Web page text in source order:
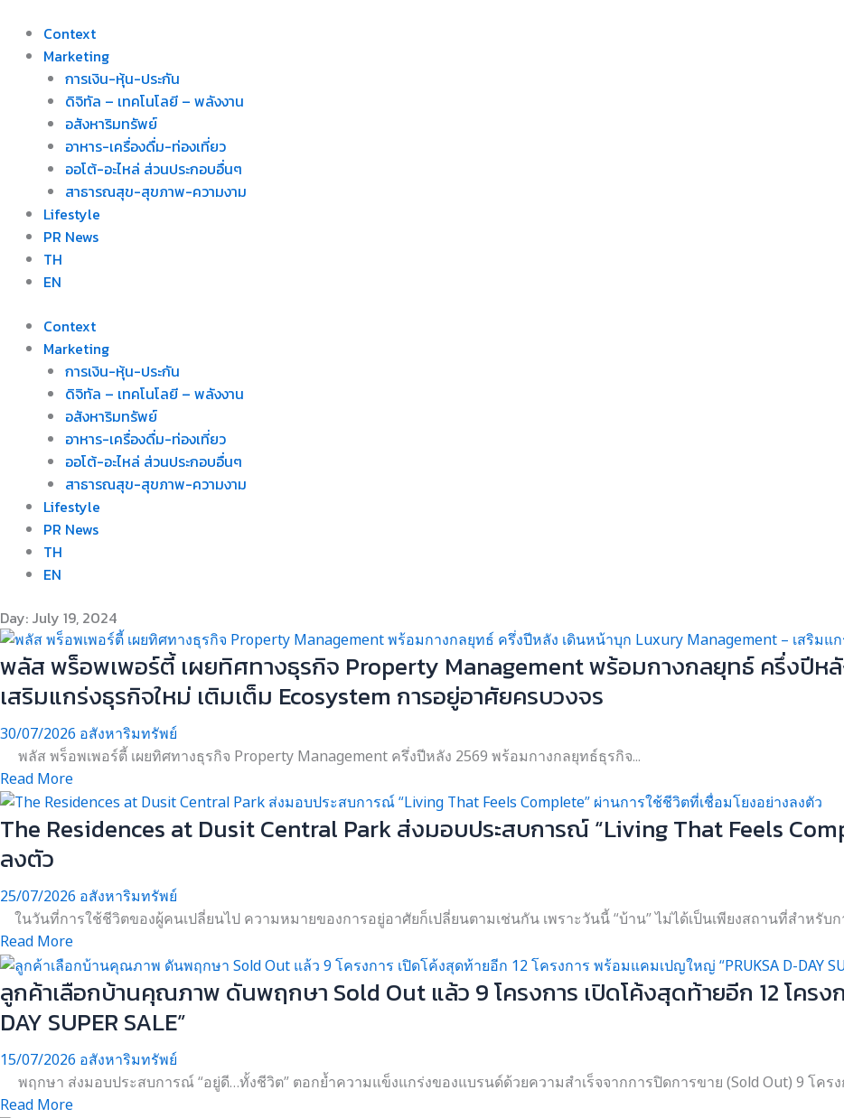
content
Context
Marketing
การเงิน-หุ้น-ประกัน
ดิจิทัล – เทคโนโลยี – พลังงาน
อสังหาริมทรัพย์
อาหาร-เครื่องดื่ม-ท่องเที่ยว
ออโต้-อะไหล่ ส่วนประกอบอื่นๆ
สาธารณสุข-สุขภาพ-ความงาม
Lifestyle
PR News
TH
EN
Context
Marketing
การเงิน-หุ้น-ประกัน
ดิจิทัล – เทคโนโลยี – พลังงาน
อสังหาริมทรัพย์
อาหาร-เครื่องดื่ม-ท่องเที่ยว
ออโต้-อะไหล่ ส่วนประกอบอื่นๆ
สาธารณสุข-สุขภาพ-ความงาม
Lifestyle
PR News
TH
EN
Day: July 19, 2024
พลัส พร็อพเพอร์ตี้ เผยทิศทางธุรกิจ Property Management พร้อมกางกลยุทธ์ ครึ่งปีห
เสริมแกร่งธุรกิจใหม่ เติมเต็ม Ecosystem การอยู่อาศัยครบวงจร
30/07/2026 อสังหาริมทรัพย์
พลัส พร็อพเพอร์ตี้ เผยทิศทางธุรกิจ Property Management ครึ่งปีหลัง 2569 พร้อมกางกลยุทธ์ธุรกิจ...
Read More
The Residences at Dusit Central Park ส่งมอบประสบการณ์ “Living That Feels
ลงตัว
25/07/2026 อสังหาริมทรัพย์
ในวันที่การใช้ชีวิตของผู้คนเปลี่ยนไป ความหมายของการอยู่อาศัยก็เปลี่ยนตามเช่นกัน เพราะวันนี้ “บ้าน” ไม่ได้เป็นเพียงสถานที่สำหรับก
Read More
ลูกค้าเลือกบ้านคุณภาพ ดันพฤกษา Sold Out แล้ว 9 โครงการ เปิดโค้งสุดท้ายอีก 12 โคร
DAY SUPER SALE”
15/07/2026 อสังหาริมทรัพย์
พฤกษา ส่งมอบประสบการณ์ “อยู่ดี…ทั้งชีวิต” ตอกย้ำความแข็งแกร่งของแบรนด์ด้วยความสำเร็จจากการปิดการขาย (Sold Out) 9 โครง
Read More